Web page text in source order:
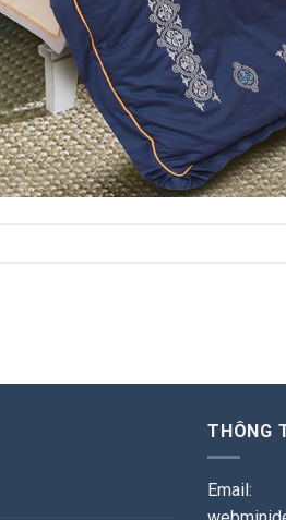
THÔNG
Email: